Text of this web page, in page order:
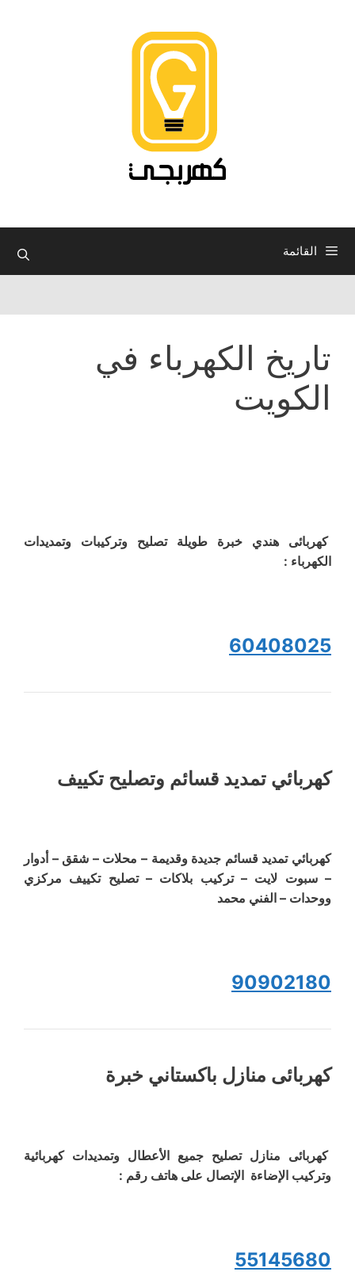
القائمة
تاريخ الكهرباء في
الكويت
كهربائى هندي خبرة طويلة تصليح وتركيبات وتمديدات
الكهرباء :
60408025
كهربائي تمديد قسائم وتصليح تكييف
كهربائي تمديد قسائم جديدة وقديمة – محلات – شقق – أدوار
– سبوت لايت – تركيب بلاكات – تصليح تكييف مركزي
ووحدات – الفني محمد
90902180
كهربائى منازل باكستاني خبرة
كهربائى منازل تصليح جميع الأعطال وتمديدات كهربائية
وتركيب الإضاءة الإتصال على هاتف رقم :
55145680